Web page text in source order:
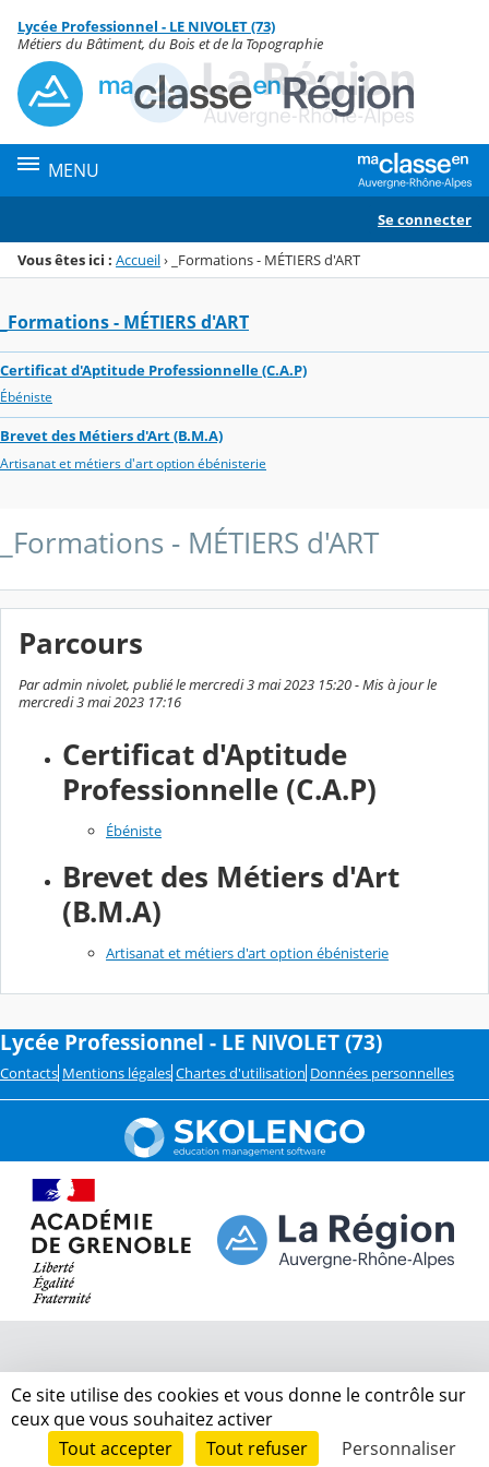
Menu de la rubrique
Contenu
Lycée Professionnel - LE NIVOLET (73)
Métiers du Bâtiment, du Bois et de la Topographie
MENU
Se connecter
Vous êtes ici : Accueil› _Formations - MÉTIERS d'ART
_Formations - MÉTIERS d'ART
Certificat d'Aptitude Professionnelle (C.A.P)
Ébéniste
Brevet des Métiers d'Art (B.M.A)
Artisanat et métiers d'art option ébénisterie
_Formations - MÉTIERS d'ART
Parcours
Par admin nivolet, publié le mercredi 3 mai 2023 15:20 - Mis à jour le
mercredi 3 mai 2023 17:16
Certificat d'Aptitude
Professionnelle (C.A.P)
Ébéniste
Brevet des Métiers d'Art
(B.M.A)
Artisanat et métiers d'art option ébénisterie
Lycée Professionnel - LE NIVOLET (73)
Contacts Mentions légales Chartes d'utilisation Données personnelles
Ce site utilise des cookies et vous donne le contrôle sur
ceux que vous souhaitez activer
Tout accepter
Tout refuser Personnaliser